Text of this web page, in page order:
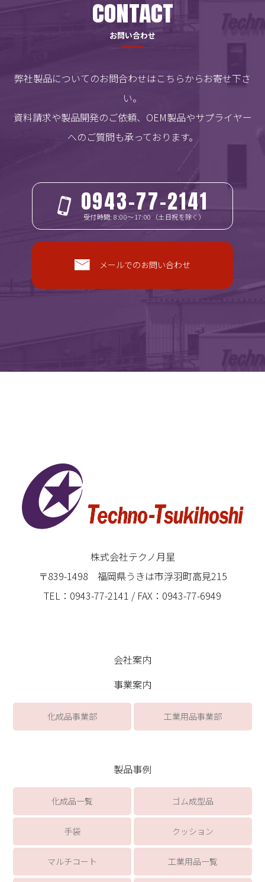
CONTACT
お問い合わせ
弊社製品についてのお問合わせはこちらからお寄せ下さ
い。
資料請求や製品開発のご依頼、OEM製品やサプライヤー
へのご質問も承っております。
0943-77-2141
受付時間: 8:00～17:00（土日祝を除く）
メールでのお問い合わせ
株式会社テクノ月星
〒839-1498 福岡県うきは市浮羽町高見215
TEL：0943-77-2141 / FAX：0943-77-6949
会社案内
事業案内
化成品事業部 工業用品事業部
製品事例
化成品一覧 ゴム成型品
手袋 クッション
マルチコート 工業用品一覧